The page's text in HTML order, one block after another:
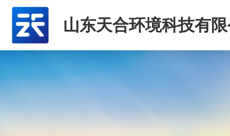
山东天合环境科技有